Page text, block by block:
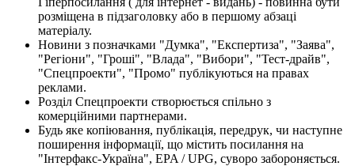
розміщена в підзаголовку або в першому абзаці
матеріалу.
Новини з позначками "Думка", "Експертиза", "Заява",
"Регіони", "Гроші", "Влада", "Вибори", "Тест-драйв",
"Спецпроекти", "Промо" публікуються на правах
реклами.
Розділ Спецпроекти створюється спільно з
комерційними партнерами.
Будь яке копіювання, публікація, передрук, чи наступне
поширення інформації, що містить посилання на
"Інтерфакс-Україна", EPA / UPG, суворо забороняється.